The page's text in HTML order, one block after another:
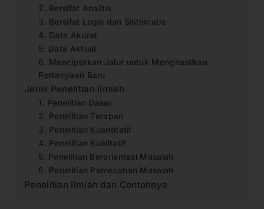
2. Bersifat Analitis
3. Bersifat Logis dan Sistematis
4. Data Akurat
5. Data Aktual
6. Menciptakan Jalur untuk Menghasilkan
Pertanyaan Baru
Jenis Penelitian Ilmiah
1. Penelitian Dasar
2. Penelitian Terapan
3. Penelitian Kuantitatif
4. Penelitian Kualitatif
5. Penelitian Berorientasi Masalah
6. Penelitian Pemecahan Masalah
Penelitian Ilmiah dan Contohnya